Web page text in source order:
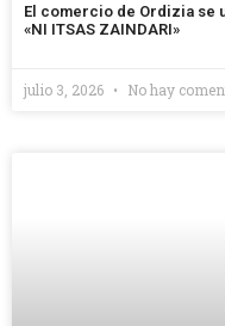
El comercio de Ordizia se
«NI ITSAS ZAINDARI»
julio 3, 2026 No hay